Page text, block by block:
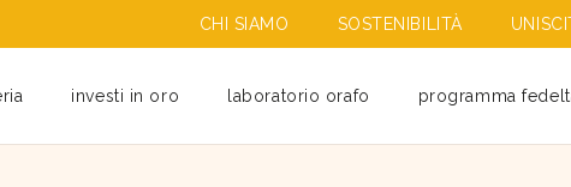
CHI SIAMO SOSTENIBILITÀ
investi in oro laboratorio orafo programma